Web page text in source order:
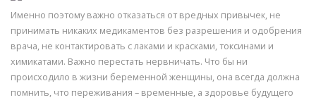
Именно поэтому важно отказаться от вредных привычек, не
принимать никаких медикаментов без разрешения и одобрения
врача, не контактировать с лаками и красками, токсинами и
химикатами. Важно перестать нервничать. Что бы ни
происходило в жизни беременной женщины, она всегда должна
помнить, что переживания – временные, а здоровье будущего